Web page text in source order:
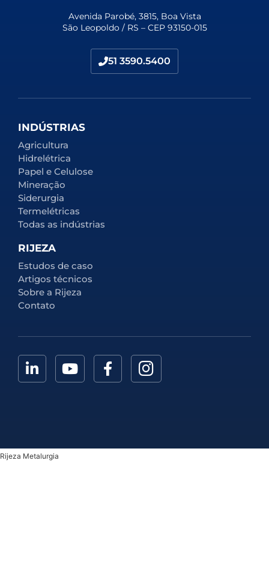
Avenida Parobé, 3815, Boa Vista
São Leopoldo / RS – CEP 93150-015
51 3590.5400
INDÚSTRIAS
Agricultura
Hidrelétrica
Papel e Celulose
Mineração
Siderurgia
Termelétricas
Todas as indústrias
RIJEZA
Estudos de caso
Artigos técnicos
Sobre a Rijeza
Contato
Rijeza Metalurgia